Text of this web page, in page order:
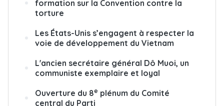
formation sur la Convention contre la
torture
Les États-Unis s’engagent à respecter la
voie de développement du Vietnam
L'ancien secrétaire général Dô Muoi, un
communiste exemplaire et loyal
Ouverture du 8e plénum du Comité
central du Parti